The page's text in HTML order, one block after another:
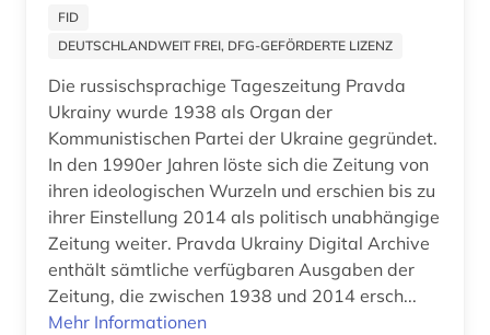
zeitung (11)
zeitzeuge (5)
zentralasien (2)
zweiter weltkrieg (4)
FID
DEUTSCHLANDWEIT FREI, DFG-GEFÖRDERTE LIZENZ
Die russischsprachige Tageszeitung Pravda
Ukrainy wurde 1938 als Organ der
Kommunistischen Partei der Ukraine gegründet.
In den 1990er Jahren löste sich die Zeitung von
ihren ideologischen Wurzeln und erschien bis zu
ihrer Einstellung 2014 als politisch unabhängige
Zeitung weiter. Pravda Ukrainy Digital Archive
enthält sämtliche verfügbaren Ausgaben der
Zeitung, die zwischen 1938 und 2014 ersch...
Mehr Informationen